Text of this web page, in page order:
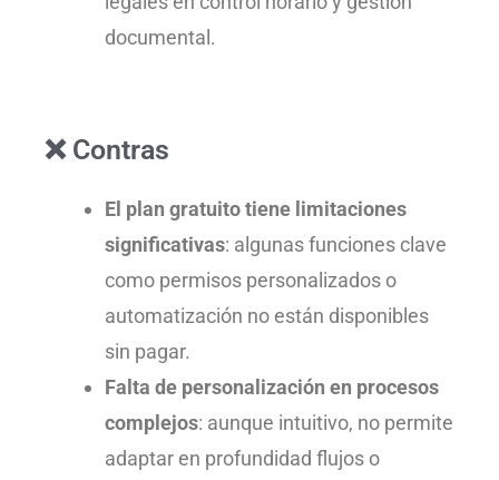
documental.
❌ Contras
El plan gratuito tiene limitaciones
significativas: algunas funciones clave
como permisos personalizados o
automatización no están disponibles
sin pagar.
Falta de personalización en procesos
complejos: aunque intuitivo, no permite
adaptar en profundidad flujos o